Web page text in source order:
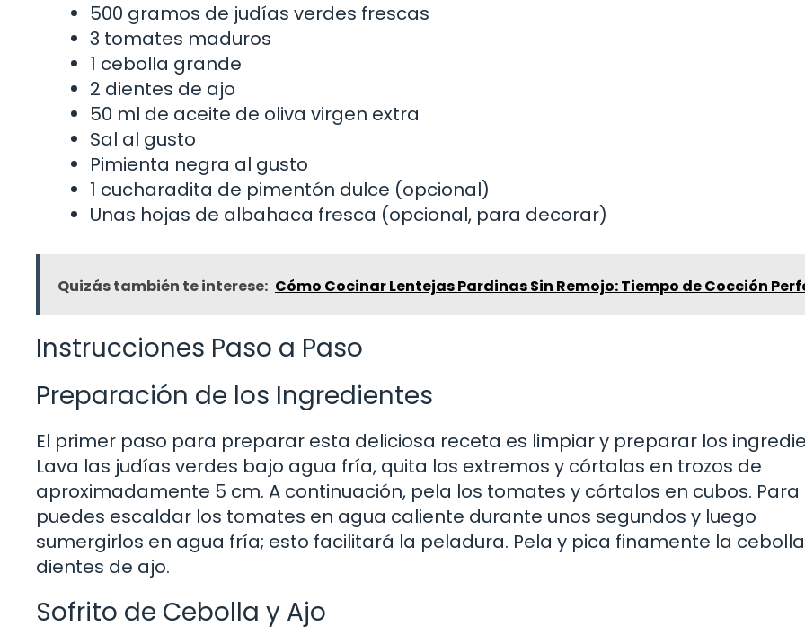
500 gramos de judías verdes frescas
3 tomates maduros
1 cebolla grande
2 dientes de ajo
50 ml de aceite de oliva virgen extra
Sal al gusto
Pimienta negra al gusto
1 cucharadita de pimentón dulce (opcional)
Unas hojas de albahaca fresca (opcional, para decorar)
Quizás también te interese: Cómo Cocinar Lentejas Pardinas Sin Remojo: Tiempo de Cocción
Instrucciones Paso a Paso
Preparación de los Ingredientes
El primer paso para preparar esta deliciosa receta es limpiar y preparar los
Lava las judías verdes bajo agua fría, quita los extremos y córtalas en trozos de
aproximadamente 5 cm. A continuación, pela los tomates y córtalos en cubos. Para
puedes escaldar los tomates en agua caliente durante unos segundos y luego
sumergirlos en agua fría; esto facilitará la peladura. Pela y pica finamente la
dientes de ajo.
Sofrito de Cebolla y Ajo